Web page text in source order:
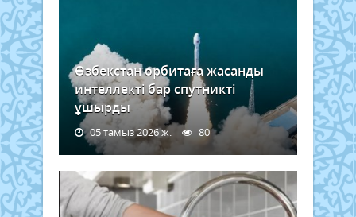
Өзбекстан орбитаға жасанды
интеллекті бар спутникті
ұшырды
05 тамыз 2026 ж. 80